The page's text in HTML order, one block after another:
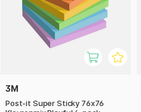
3M
Post-it Super Sticky 76x76